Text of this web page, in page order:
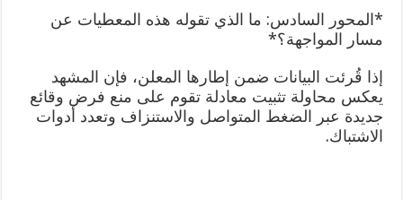
*المحور السادس: ما الذي تقوله هذه المعطيات عن
مسار المواجهة؟*
إذا قُرئت البيانات ضمن إطارها المعلن، فإن المشهد
يعكس محاولة تثبيت معادلة تقوم على منع فرض وقائع
جديدة عبر الضغط المتواصل والاستنزاف وتعدد أدوات
الاشتباك.